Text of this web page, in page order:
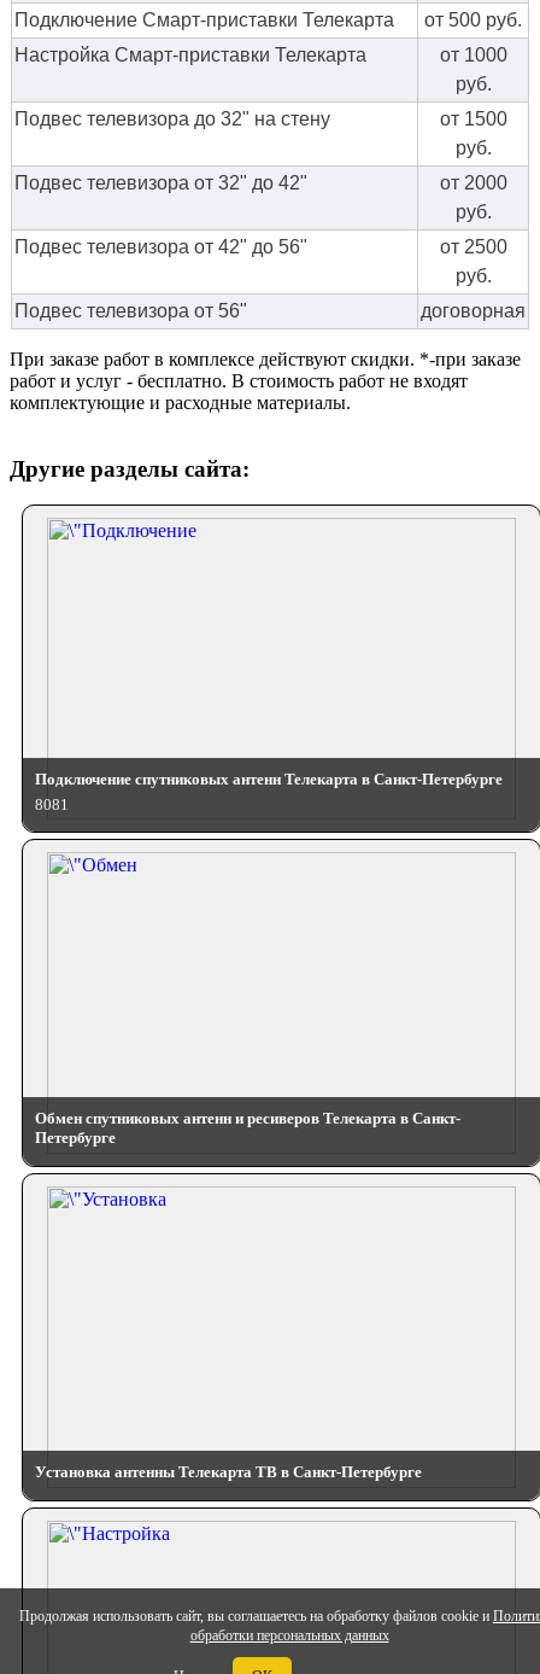
Продолжая использовать сайт, вы соглашаетесь на обработку файлов cookie и
обработки персональных данных
Подключение Смарт-приставки Телекарта
от 500 руб.
Настройка Смарт-приставки Телекарта
от 1000
руб.
Подвес телевизора до 32" на стену
от 1500
руб.
Подвес телевизора от 32" до 42"
от 2000
руб.
Подвес телевизора от 42" до 56"
от 2500
руб.
Подвес телевизора от 56"
договорная
При заказе работ в комплексе действуют скидки. *-при заказе
работ и услуг - бесплатно. В стоимость работ не входят
комплектующие и расходные материалы.
Другие разделы сайта:
Подключение спутниковых антенн Телекарта в Санкт-Петербурге
8081
Обмен спутниковых антенн и ресиверов Телекарта в Санкт-
Петербурге
Установка антенны Телекарта ТВ в Санкт-Петербурге